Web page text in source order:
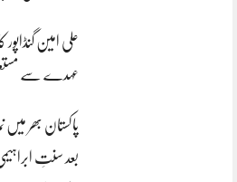
علی امین گنڈاپور
عہدے سے
پاکستان بھر میں
بعد سنتِ